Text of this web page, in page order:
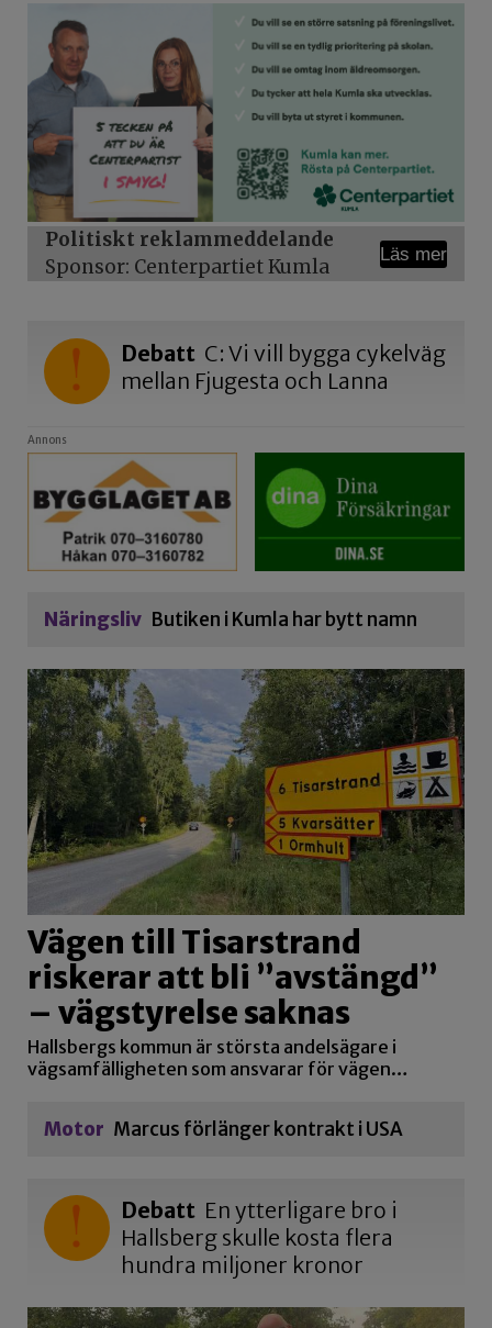
Politiskt reklammeddelande
Sponsor: Centerpartiet Kumla
Läs mer
Debatt C: Vi vill bygga cykelväg
mellan Fjugesta och Lanna
Annons
Näringsliv Butiken i Kumla har bytt namn
Vägen till Tisarstrand
riskerar att bli ”avstängd”
– vägstyrelse saknas
Hallsbergs kommun är största andelsägare i
vägsamfälligheten som ansvarar för vägen…
Motor Marcus förlänger kontrakt i USA
Debatt En ytterligare bro i
Hallsberg skulle kosta flera
hundra miljoner kronor